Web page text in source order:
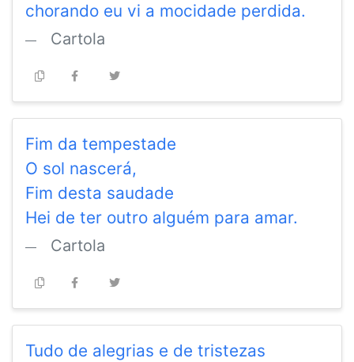
chorando eu vi a mocidade perdida.
Cartola
Fim da tempestade
O sol nascerá,
Fim desta saudade
Hei de ter outro alguém para amar.
Cartola
Tudo de alegrias e de tristezas